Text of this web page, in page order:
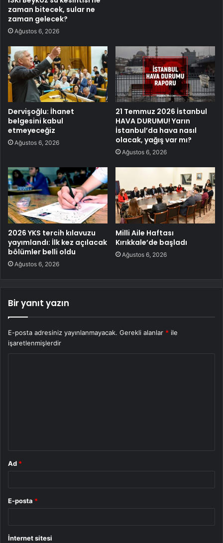
zaman bitecek, sular ne
zaman gelecek?
Ağustos 6, 2026
Dervişoğlu: İhanet
belgesini kabul
etmeyeceğiz
Ağustos 6, 2026
21 Temmuz 2026 İstanbul
HAVA DURUMU! Yarın
İstanbul’da hava nasıl
olacak, yağış var mı?
Ağustos 6, 2026
2026 YKS tercih kılavuzu
yayımlandı: İlk kez açılacak
bölümler belli oldu
Ağustos 6, 2026
Milli Aile Haftası
Kırıkkale’de başladı
Ağustos 6, 2026
Bir yanıt yazın
E-posta adresiniz yayınlanmayacak. Gerekli alanlar * ile
işaretlenmişlerdir
Ad *
E-posta *
İnternet sitesi